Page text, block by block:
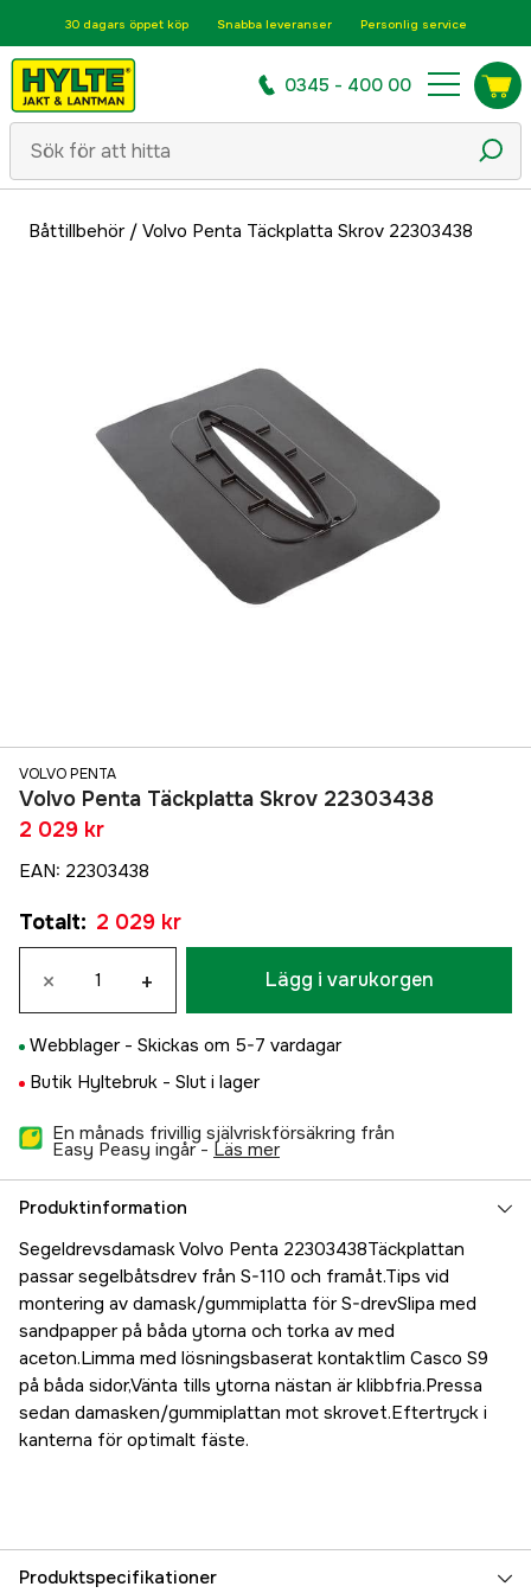
30 dagars öppet köp Snabba leveranser Personlig service
0345 - 400 00
Båttillbehör/ Volvo Penta Täckplatta Skrov 22303438
VOLVO PENTA
Volvo Penta Täckplatta Skrov 22303438
2 029 kr
EAN: 22303438
Totalt: 2 029 kr
× + Lägg i varukorgen
Webblager - Skickas om 5-7 vardagar
Butik Hyltebruk - Slut i lager
En månads frivillig självriskförsäkring från
Easy Peasy ingår - läs mer
Produktinformation
Segeldrevsdamask Volvo Penta 22303438Täckplattan
passar segelbåtsdrev från S-110 och framåt.Tips vid
montering av damask/gummiplatta för S-drevSlipa med
sandpapper på båda ytorna och torka av med
aceton.Limma med lösningsbaserat kontaktlim Casco S9
på båda sidor,Vänta tills ytorna nästan är klibbfria.Pressa
sedan damasken/gummiplattan mot skrovet.Eftertryck i
kanterna för optimalt fäste.
Produktspecifikationer